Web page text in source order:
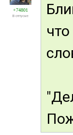
+74801
В отпуске